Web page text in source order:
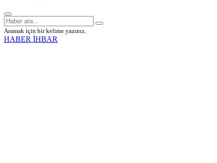
Aramak için bir kelime yazınız.
HABER İHBAR